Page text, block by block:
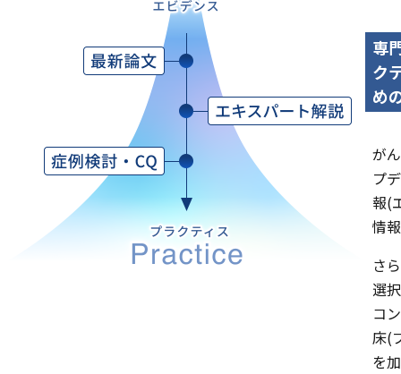
専
ク
め
が
プ
報(
情
さ
選
コ
床(
を